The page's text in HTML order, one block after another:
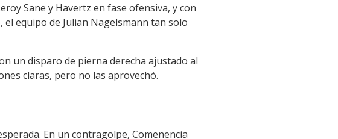
Sane y Havertz en fase ofensiva, y con
equipo de Julian Nagelsmann tan solo
un disparo de pierna derecha ajustado al
claras, pero no las aprovechó.
En un contragolpe, Comenencia